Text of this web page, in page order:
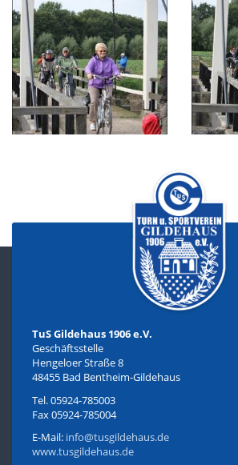
TuS Gildehaus 1906 e.V.
Geschäftsstelle
Hengeloer Straße 8
48455 Bad Bentheim-Gildehaus
Tel. 05924-785003
Fax 05924-785004
E-Mail: info@tusgildehaus.de
www.tusgildehaus.de